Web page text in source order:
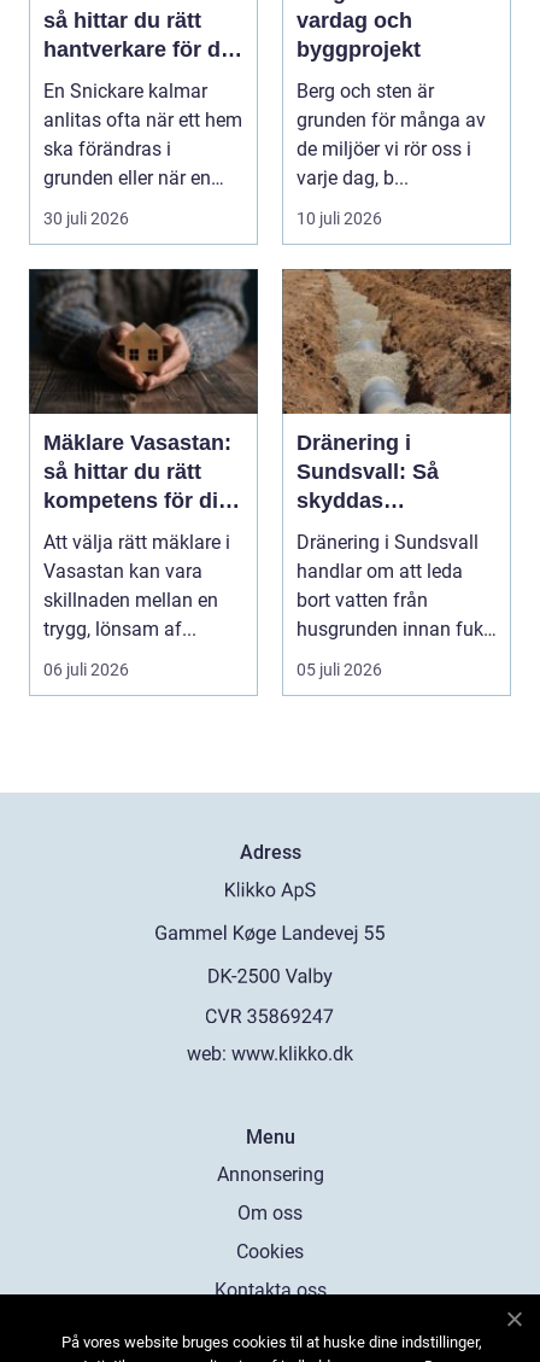
så hittar du rätt
hantverkare för ditt
byggprojekt
En Snickare kalmar
anlitas ofta när ett hem
ska förändras i
grunden eller när en
detalj äntligen sk...
30 juli 2026
vardag och
byggprojekt
Berg och sten är
grunden för många av
de miljöer vi rör oss i
varje dag, b...
10 juli 2026
Mäklare Vasastan:
så hittar du rätt
kompetens för din
bostadsaffär
Att välja rätt mäklare i
Vasastan kan vara
skillnaden mellan en
trygg, lönsam af...
06 juli 2026
Dränering i
Sundsvall: Så
skyddas
husgrunden mot
fukt
Dränering i Sundsvall
handlar om att leda
bort vatten från
husgrunden innan fukt
hinner o...
05 juli 2026
Adress
web: www.klikko.dk
Menu
Annonsering
Om oss
Cookies
Kontakta oss
På vores website bruges cookies til at huske dine indstillinger,